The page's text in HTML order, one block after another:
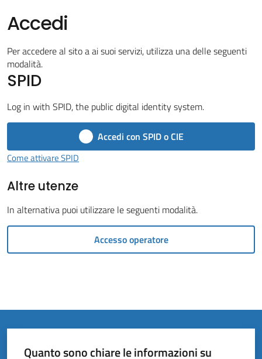
Menu selezionato
Novità
Servizi
il
Amministrazione
Trasparente
Tutti
Accedi
Per accedere al sito a ai suoi servizi, utilizza una delle seguenti
modalità.
SPID
Log in with SPID, the public digital identity system.
Accedi con SPID o CIE
Come attivare SPID
Altre utenze
In alternativa puoi utilizzare le seguenti modalità.
Accesso operatore
Quanto sono chiare le informazioni su